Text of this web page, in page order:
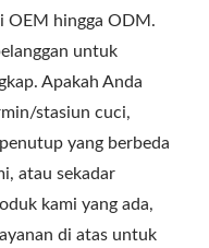
OEM hingga ODM.
untuk
Apakah Anda
stasiun cuci,
yang berbeda
atau sekadar
kami yang ada,
di atas untuk